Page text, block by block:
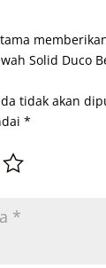
Solid Duco
tidak akan
*